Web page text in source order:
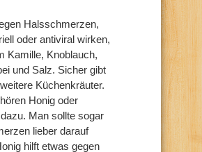
Halsschmerzen,
oder antiviral wirken,
Kamille, Knoblauch,
und Salz. Sicher gibt
Küchenkräuter.
Honig oder
Man sollte sogar
lieber darauf
hilft etwas gegen